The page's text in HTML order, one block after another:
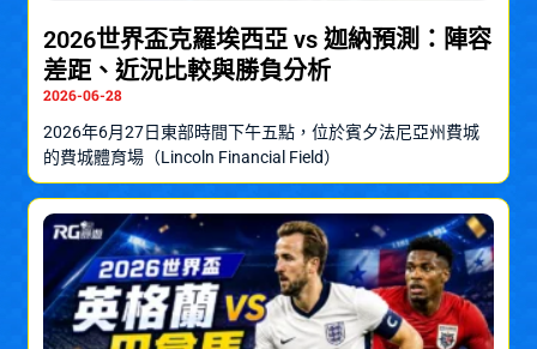
2026世界盃克羅埃西亞 vs 迦納預測：陣容
差距、近況比較與勝負分析
2026-06-28
2026年6月27日東部時間下午五點，位於賓夕法尼亞州費城
的費城體育場（Lincoln Financial Field）